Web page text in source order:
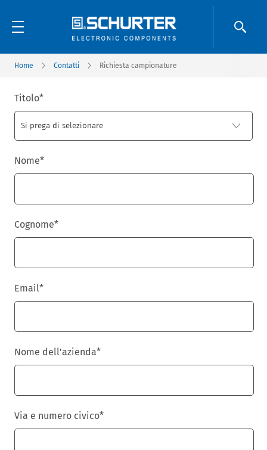
Home Contatti Richiesta campionature
Titolo*
Nome*
Cognome*
Email*
Nome dell'azienda*
Via e numero civico*